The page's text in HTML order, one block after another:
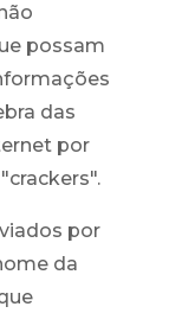
possam
das
por
por
da